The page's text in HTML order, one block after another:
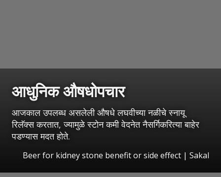
आधुनिक औषधोपचार
आजकाल उपलब्ध असलेली औषधे लघवीच्या नळीचे स्नायू
रिलॅक्स करतात, ज्यामुळे स्टोन कमी वेदनेत नैसर्गिकरित्या बाहेर
पडण्यास मदत होते.
Beer for kidney stone benefit or side effect | Sakal